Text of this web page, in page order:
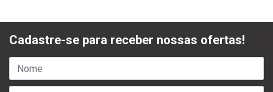
Cadastre-se para receber nossas ofertas!